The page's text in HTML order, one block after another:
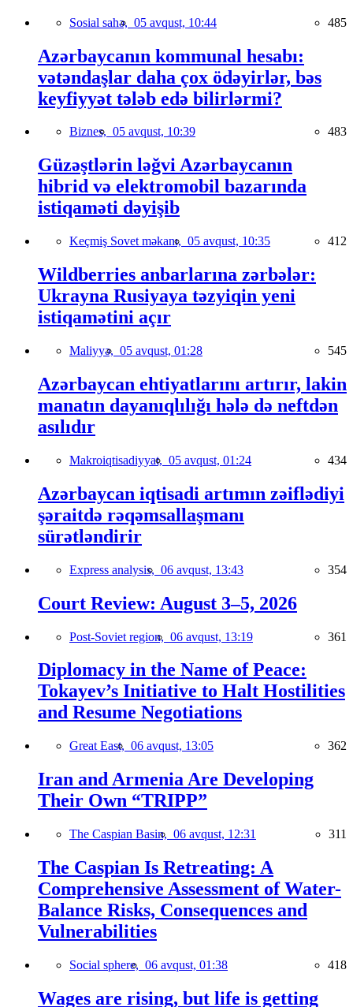
Sosial sahə, 05 avqust, 10:44 485
Azərbaycanın kommunal hesabı:
vətəndaşlar daha çox ödəyirlər, bəs
keyfiyyət tələb edə bilirlərmi?
Biznes, 05 avqust, 10:39 483
Güzəştlərin ləğvi Azərbaycanın
hibrid və elektromobil bazarında
istiqaməti dəyişib
Keçmiş Sovet məkanı, 05 avqust, 10:35 412
Wildberries anbarlarına zərbələr:
Ukrayna Rusiyaya təzyiqin yeni
istiqamətini açır
Maliyyə, 05 avqust, 01:28 545
Azərbaycan ehtiyatlarını artırır, lakin
manatın dayanıqlılığı hələ də neftdən
asılıdır
Makroiqtisadiyyat, 05 avqust, 01:24 434
Azərbaycan iqtisadi artımın zəiflədiyi
şəraitdə rəqəmsallaşmanı
sürətləndirir
Express analysis, 06 avqust, 13:43 354
Court Review: August 3–5, 2026
Post-Soviet region, 06 avqust, 13:19 361
Diplomacy in the Name of Peace:
Tokayev’s Initiative to Halt Hostilities
and Resume Negotiations
Great East, 06 avqust, 13:05 362
Iran and Armenia Are Developing
Their Own “TRIPP”
The Caspian Basin, 06 avqust, 12:31 311
The Caspian Is Retreating: A
Comprehensive Assessment of Water-
Balance Risks, Consequences and
Vulnerabilities
Social sphere, 06 avqust, 01:38 418
Wages are rising, but life is getting